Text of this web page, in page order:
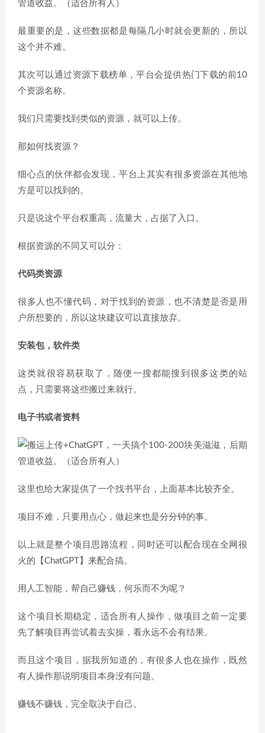
最重要的是，这些数据都是每隔几小时就会更新的，所以
这个并不难。
其次可以通过资源下载榜单，平台会提供热门下载的前10
个资源名称。
我们只需要找到类似的资源，就可以上传。
那如何找资源？
细心点的伙伴都会发现，平台上其实有很多资源在其他地
方是可以找到的。
只是说这个平台权重高，流量大，占据了入口。
根据资源的不同又可以分：
代码类资源
很多人也不懂代码，对于找到的资源，也不清楚是否是用
户所想要的，所以这块建议可以直接放弃。
安装包，软件类
这类就很容易获取了，随便一搜都能搜到很多这类的站
点，只需要将这些搬过来就行。
电子书或者资料
这里也给大家提供了一个找书平台，上面基本比较齐全。
项目不难，只要用点心，做起来也是分分钟的事。
以上就是整个项目思路流程，同时还可以配合现在全网很
火的【ChatGPT】来配合搞。
用人工智能，帮自己赚钱，何乐而不为呢？
这个项目长期稳定，适合所有人操作，做项目之前一定要
先了解项目再尝试着去实操，看永远不会有结果。
而且这个项目，据我所知道的，有很多人也在操作，既然
有人操作那说明项目本身没有问题。
赚钱不赚钱，完全取决于自己。